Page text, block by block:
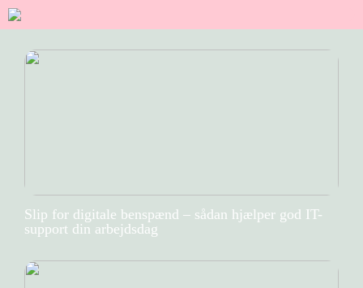
Slip for digitale benspænd – sådan hjælper god IT-
support din arbejdsdag